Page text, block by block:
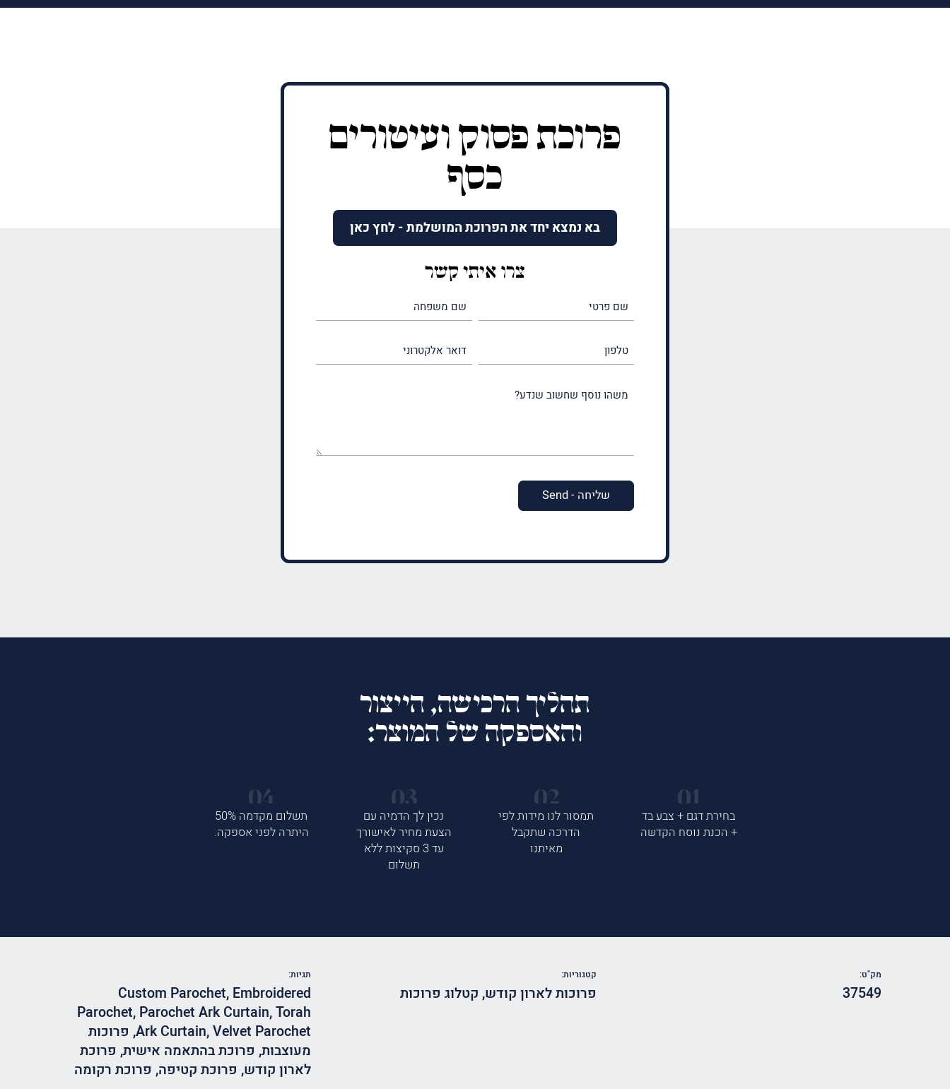
פרוכת פסוק ועיטורים
כסף
בא נמצא יחד את הפרוכת המושלמת - לחץ כאן
צרו איתי קשר
תהליך הרכישה, הייצור
והאספקה של המוצר:
בחירת דגם + צבע בד
+ הכנת נוסח הקדשה
תמסור לנו מידות לפי
הדרכה שתקבל
מאיתנו
נכין לך הדמיה עם
הצעת מחיר לאישורך
עד 3 סקיצות ללא
תשלום
תשלום מקדמה 50%
היתרה לפני אספקה.
מק"ט:
37549
קטגוריות:
פרוכות לארון קודש, קטלוג פרוכות
תגיות:
Custom Parochet, Embroidered
Parochet, Parochet Ark Curtain,Torah
Ark Curtain,Velvet Parochet
, פרוכות
מעוצבות, פרוכת בהתאמה אישית, פרוכת
לארון קודש, פרוכת קטיפה, פרוכת רקומה